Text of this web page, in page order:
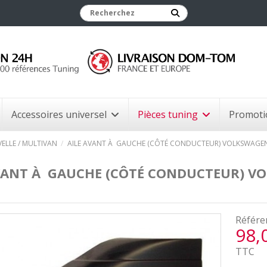
Accessoires universel Pièces tuning
/ MULTIVAN AILE AVANT À GAUCHE (CÔTÉ CONDUCTEUR)
À GAUCHE (CÔTÉ CONDUCTEUR)
TTC